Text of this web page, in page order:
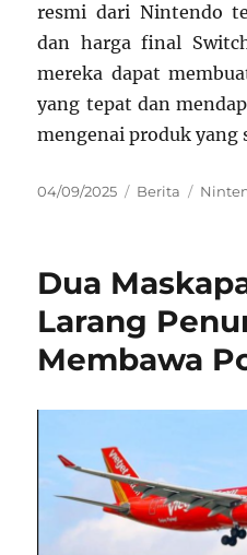
resmi dari Nintendo
dan harga final
mereka dapat
yang tepat dan
mengenai produk
Posted
04/09/2025 Categories
Berita Tags
Dua
Larang
Membawa